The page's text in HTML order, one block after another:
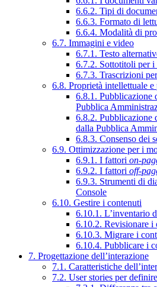
6.6.2. Tipi di
6.6.3. Formato di
6.6.4. Modalità di
6.7. Immagini e video
6.7.1. Testo
6.7.2. Sottotitoli per i
6.7.3. Trascrizioni
6.8. Proprietà intellettuale
6.8.1. Pubblicazione
Pubblica
6.8.2. Pubblicazione
dalla Pubblica
6.8.3. Consenso dei
6.9. Ottimizzazione per i
6.9.1. I fattori on-
6.9.2. I fattori off-
6.9.3. Strumenti di
Console
6.10. Gestire i contenuti
6.10.1. L’inventario
6.10.2. Revisionare i
6.10.3. Migrare i
6.10.4. Pubblicare i
7. Progettazione dell’interazione
7.1. Caratteristiche
7.2. User stories per